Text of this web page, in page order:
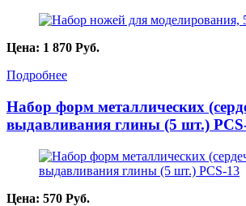
Цена: 1 870 Руб.
Подробнее
Набор форм металлических
выдавливания глины (5 шт.)
Цена: 570 Руб.